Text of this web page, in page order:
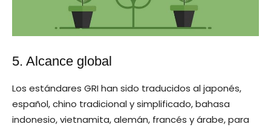
5. Alcance global
Los estándares GRI han sido traducidos al japonés,
español, chino tradicional y simplificado, bahasa
indonesio, vietnamita, alemán, francés y árabe, para